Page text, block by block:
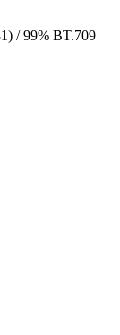
/ 99% BT.709